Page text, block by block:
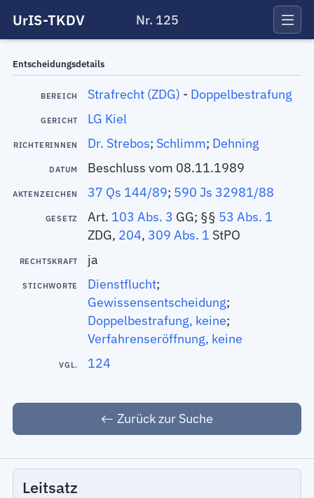
UrIS-TKDV Nr. 125
Entscheidungsdetails
BEREICH Strafrecht (ZDG) - Doppelbestrafung
GERICHT LG Kiel
RICHTERINNEN Dr. Strebos; Schlimm; Dehning
DATUM Beschluss vom 08.11.1989
AKTENZEICHEN 37 Qs 144/89; 590 Js 32981/88
GESETZ Art. 103 Abs. 3 GG; §§ 53 Abs. 1
ZDG, 204, 309 Abs. 1 StPO
RECHTSKRAFT ja
STICHWORTE Dienstflucht;
Gewissensentscheidung;
Doppelbestrafung, keine;
Verfahrenseröffnung, keine
VGL. 124
Zurück zur Suche
Leitsatz